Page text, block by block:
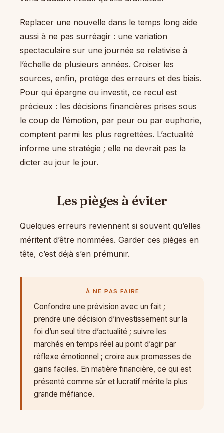
Replacer une nouvelle dans le temps long aide
aussi à ne pas surréagir : une variation
spectaculaire sur une journée se relativise à
l’échelle de plusieurs années. Croiser les
sources, enfin, protège des erreurs et des biais.
Pour qui épargne ou investit, ce recul est
précieux : les décisions financières prises sous
le coup de l’émotion, par peur ou par euphorie,
comptent parmi les plus regrettées. L’actualité
informe une stratégie ; elle ne devrait pas la
dicter au jour le jour.
Les pièges à éviter
Quelques erreurs reviennent si souvent qu’elles
méritent d’être nommées. Garder ces pièges en
tête, c’est déjà s’en prémunir.
À NE PAS FAIRE
Confondre une prévision avec un fait ;
prendre une décision d’investissement sur la
foi d’un seul titre d’actualité ; suivre les
marchés en temps réel au point d’agir par
réflexe émotionnel ; croire aux promesses de
gains faciles. En matière financière, ce qui est
présenté comme sûr et lucratif mérite la plus
grande méfiance.